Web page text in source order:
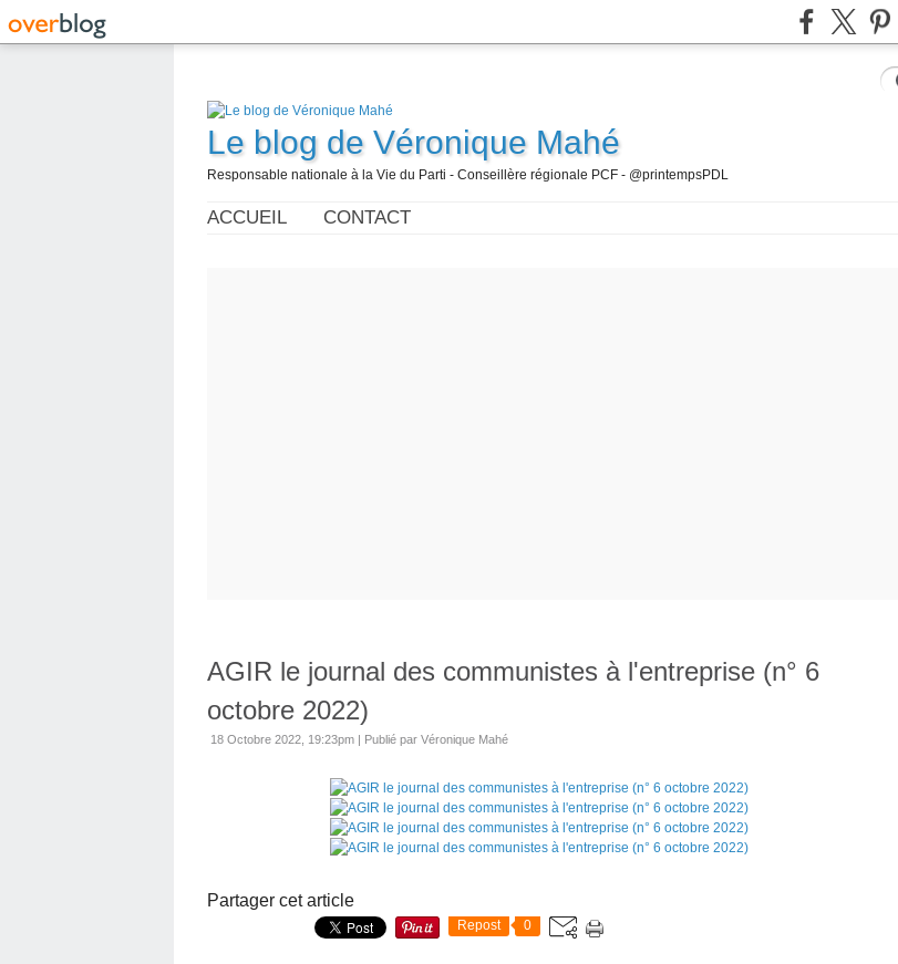
Le blog de Véronique Mahé
Responsable nationale à la Vie du Parti - Conseillère régionale PCF - @printempsPDL
ACCUEIL CONTACT
AGIR le journal des communistes à l'entreprise (n° 6
octobre 2022)
18 Octobre 2022, 19:23pm | Publié par Véronique Mahé
Partager cet article
Repost 0